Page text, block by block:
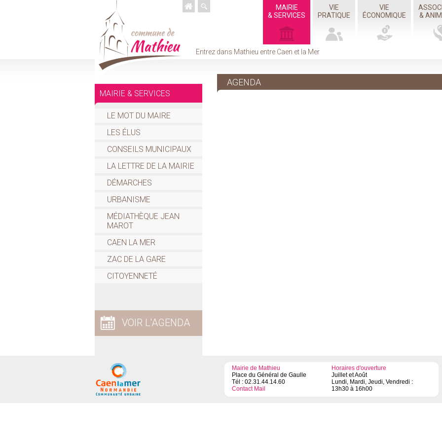
MAIRIE
& SERVICES
VIE
PRATIQUE
VIE
ÉCONOMIQUE
&
Entrez dans Mathieu entre Caen et la Mer
MAIRIE & SERVICES
LE MOT DU MAIRE
LES ÉLUS
CONSEILS MUNICIPAUX
LA LETTRE DE LA MAIRIE
DÉMARCHES
URBANISME
MÉDIATHÈQUE JEAN
MAROT
CAEN LA MER
ZAC DE LA GARE
CITOYENNETÉ
VOIR L'AGENDA
AGENDA
Mairie de Mathieu
Place du Général de Gaulle
Tél : 02.31.44.14.60
Contact Mail
Horaires d'ouverture
Juillet et Août
Lundi, Mardi, Jeudi, Vendredi :
13h30 à 16h00